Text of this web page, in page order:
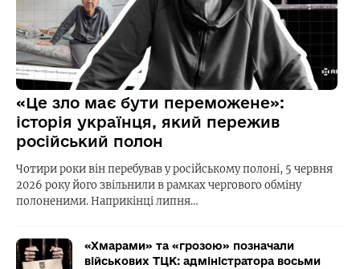
«Це зло має бути переможене»:
історія українця, який пережив
російський полон
Чотири роки він перебував у російському полоні, 5 червня
2026 року його звільнили в рамках чергового обміну
полоненими. Наприкінці липня…
«Хмарами» та «грозою» позначали
військових ТЦК: адміністратора восьми